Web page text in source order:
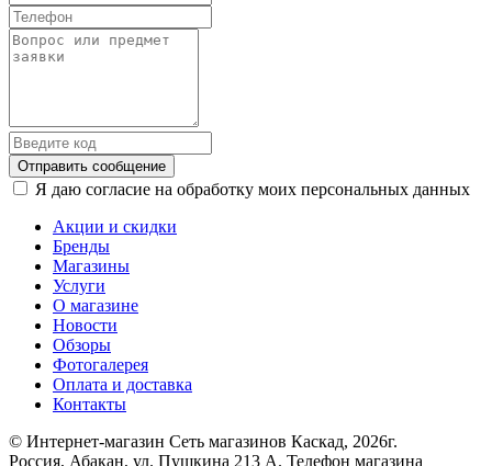
Отправить сообщение
Я даю согласие на обработку моих персональных данных
Акции и скидки
Бренды
Магазины
Услуги
О магазине
Новости
Обзоры
Фотогалерея
Оплата и доставка
Контакты
© Интернет-магазин Сеть магазинов Каскад, 2026г.
Россия, Абакан, ул. Пушкина 213 А. Телефон магазина